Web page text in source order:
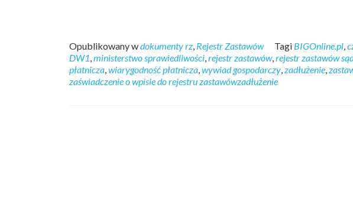
Opublikowany wdokumenty rz, Rejestr Zastawów Tagi BIGOnline.pl,
DW1,ministerstwo sprawiedliwości,rejestr zastawów,rejestr zastawów
płatnicza,wiarygodność płatnicza,wywiad gospodarczy,zadłużenie,
zaświadczenie o wpisie do rejestru zastawówzadłużenie